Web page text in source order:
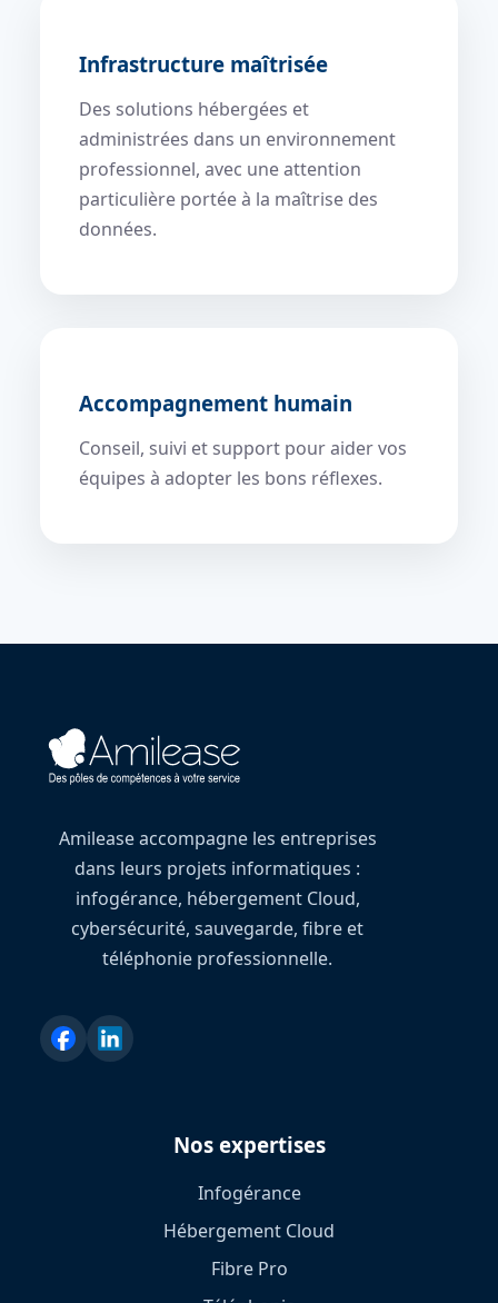
Infrastructure maîtrisée
Des solutions hébergées et
administrées dans un environnement
professionnel, avec une attention
particulière portée à la maîtrise des
données.
Accompagnement humain
Conseil, suivi et support pour aider vos
équipes à adopter les bons réflexes.
Amilease accompagne les entreprises
dans leurs projets informatiques :
infogérance, hébergement Cloud,
cybersécurité, sauvegarde, fibre et
téléphonie professionnelle.
Nos expertises
Infogérance
Hébergement Cloud
Fibre Pro